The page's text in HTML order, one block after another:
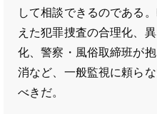
して相談できるのである
えた犯罪捜査の合理化、
化、警察・風俗取締班が
消など、一般監視に頼ら
べきだ。